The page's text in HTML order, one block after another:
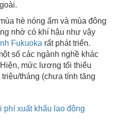
hè nóng ẩm và mùa đông
nhờ có khí hậu như vậy
Fukuoka rất phát triển.
số các ngành nghề khác
mức lương tối thiểu
tháng (chưa tính tăng
phí xuất khẩu lao động